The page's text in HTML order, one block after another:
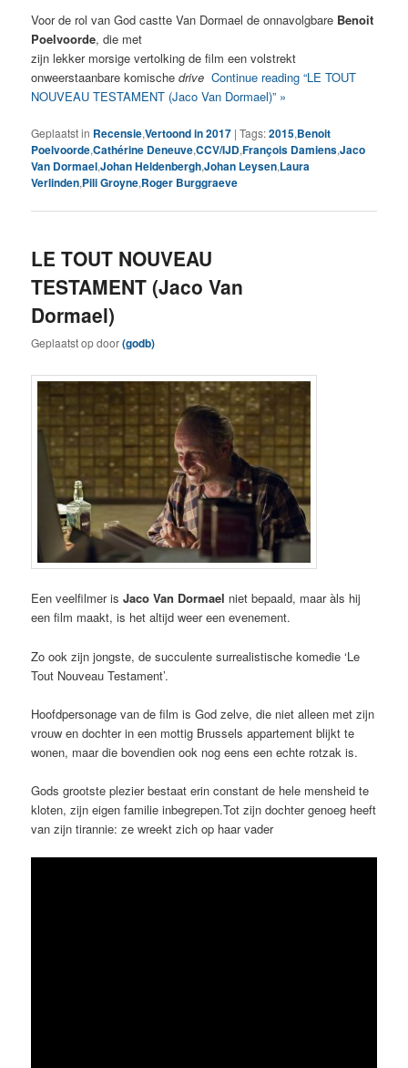
Voor de rol van God castte Van Dormael de onnavolgbare Benoit
Poelvoorde, die met
zijn lekker morsige vertolking de film een volstrekt
onweerstaanbare komischedrive Continue reading “LE TOUT
NOUVEAU TESTAMENT (Jaco Van Dormael)” »
Geplaatst in Recensie,Vertoond in 2017 |Tags:2015,Benoit
Poelvoorde,Cathérine Deneuve,CCV/IJD,François Damiens,Jaco
Van Dormael,Johan Heldenbergh,Johan Leysen,Laura
Verlinden,Pili Groyne,Roger Burggraeve
LE TOUT NOUVEAU
TESTAMENT (Jaco Van
Dormael)
Geplaatst opdoor(godb)
Een veelfilmer isJaco Van Dormael niet bepaald, maar àls hij
een film maakt, is het altijd weer een evenement.
Zo ook zijn jongste, de succulente surrealistische komedie ‘Le
Tout Nouveau Testament’.
Hoofdpersonage van de film is God zelve, die niet alleen met zijn
vrouw en dochter in een mottig Brussels appartement blijkt te
wonen, maar die bovendien ook nog eens een echte rotzak is.
Gods grootste plezier bestaat erin constant de hele mensheid te
kloten, zijn eigen familie inbegrepen.Tot zijn dochter genoeg heeft
van zijn tirannie: ze wreekt zich op haar vader